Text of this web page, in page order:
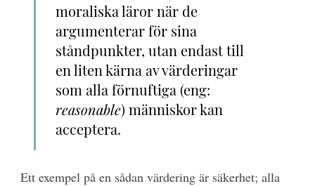
moraliska läror när de
argumenterar för sina
ståndpunkter, utan endast till
en liten kärna av värderingar
som alla förnuftiga (eng:
reasonable) människor kan
acceptera.
Ett exempel på en sådan värdering är säkerhet; alla